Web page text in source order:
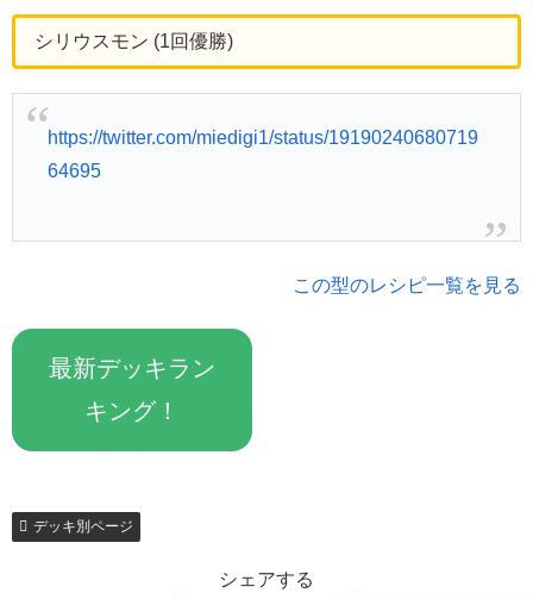
シリウスモン (1回優勝)
https://twitter.com/miedigi1/status/19190240680719
64695
この型のレシピ一覧を見る
最新デッキラン
キング！
デッキ別ページ
シェアする